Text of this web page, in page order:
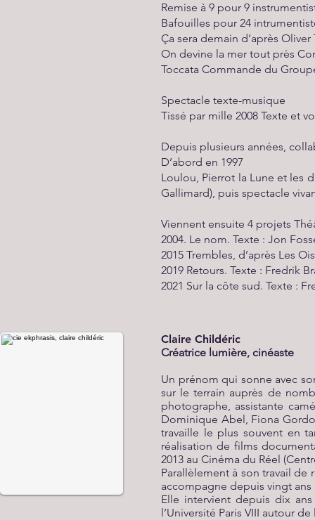
Remise à 9 pour 9
Bafouilles pour 24
Ça sera demain d’après
On devine la mer tout près
Toccata Commande du
Spectacle texte-musique
Tissé par mille 2008 Texte et
Depuis plusieurs années,
D’abord en 1997
Loulou, Pierrot la Lune et les
Gallimard), puis spectacle
Viennent ensuite 4 projets
2004. Le nom. Texte : Jon
2015 Trembles, d’après Les
2019 Retours. Texte : Fredrik
2021 Sur la côte sud. Texte :
Claire Childéric
Créatrice lumière, cinéaste
Un prénom qui sonne avec
sur le terrain auprès de
photographe, assistante
Dominique Abel, Fiona
travaille le plus souvent en
réalisation de films
2013 au Cinéma du Réel
Parallèlement à son travail de
accompagne depuis vingt
Elle intervient depuis dix
l’Université Paris VIII autour